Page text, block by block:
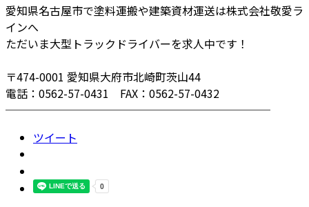
愛知県名古屋市で塗料運搬や建築資材運送は株式会社敬愛ラ
インへ
ただいま大型トラックドライバーを求人中です！
〒474-0001 愛知県大府市北崎町茨山44
電話：0562-57-0431 FAX：0562-57-0432
────────────────────────
ツイート